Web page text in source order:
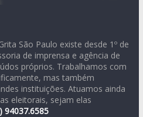
São Paulo existe desde 1º de
de imprensa e agência de
próprios. Trabalhamos com
mas também
instituições. Atuamos ainda
eleitorais, sejam elas
94037.6585